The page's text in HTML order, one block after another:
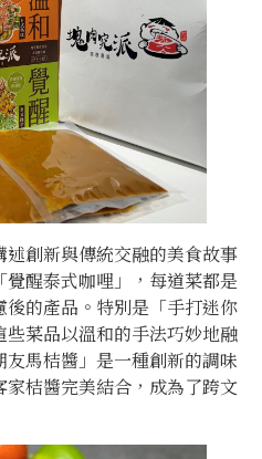
述創新與傳統交融的美食故事
醒泰式咖哩」，每道菜都是
的產品。特別是「手打迷你
菜品以溫和的手法巧妙地融
馬桔醬」是一種創新的調味
桔醬完美結合，成為了跨文